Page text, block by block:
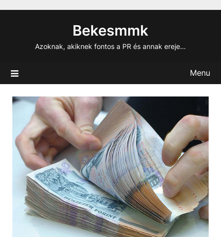
Bekesmmk
Azoknak, akiknek fontos a PR és annak ereje…
Menu